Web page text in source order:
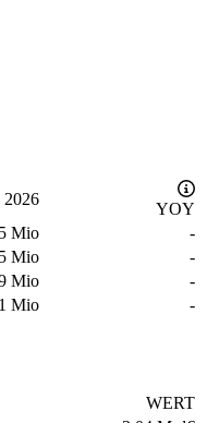
2026
YOY
Mio
-
Mio
-
Mio
-
Mio -
WERT